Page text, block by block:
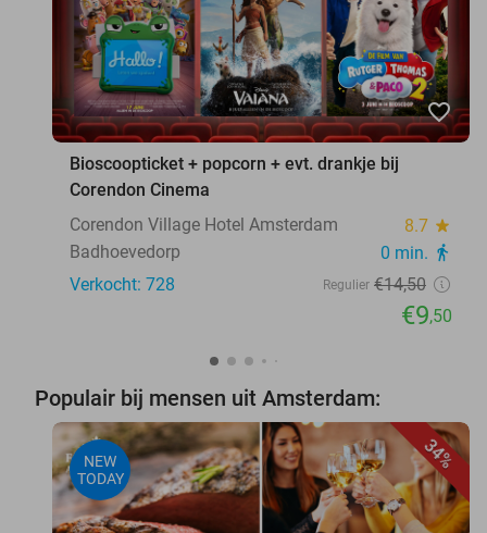
favorite_border
Bioscoopticket + popcorn + evt. drankje bij
Corendon Cinema
Corendon Village Hotel Amsterdam
8.7 star
Badhoevedorp 0 min. directions_walk
Verkocht: 728 Regulier €14,50
€9,50
Populair bij mensen uit Amsterdam:
34%
NEW
TODAY